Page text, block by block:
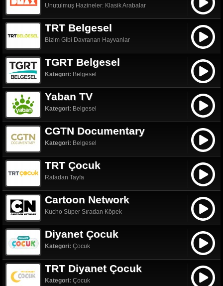
Unutulmuş Hazineler: Klasik Arabalar
TRT Belgesel
Bizim Gibi Davranan Hayvanlar
TGRT Belgesel
Kategori: Belgesel
Yaban TV
Kategori: Belgesel
CGTN Documentary
Kategori: Belgesel
TRT Çocuk
Rafadan Tayfa
Cartoon Network
Kucho Süper Sıradan Köpek
Diyanet Çocuk
Kategori: Çocuk
TRT Diyanet Çocuk
Kategori: Çocuk